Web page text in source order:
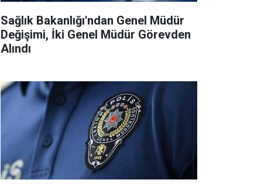
Sağlık Bakanlığı'ndan Genel Müdür
Değişimi, İki Genel Müdür Görevden
Alındı